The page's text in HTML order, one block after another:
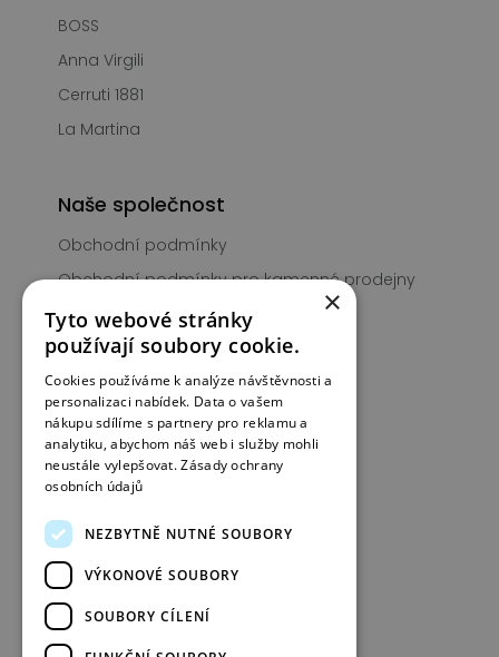
BOSS
Anna Virgili
Cerruti 1881
La Martina
Naše společnost
Obchodní podmínky
Obchodní podmínky pro kamenné prodejny
PIGNUS Club
Prodejny
Kontakt
Informace
Typy obuvi
Jak pečovat o obuv
Péče o semišové kabelky
Ošetření a údržba kabelky
Často kladené otázky + slevové kódy
×
Tyto webové stránky
používají soubory cookie.
Cookies používáme k analýze návštěvnosti a
personalizaci nabídek. Data o vašem
nákupu sdílíme s partnery pro reklamu a
analytiku, abychom náš web i služby mohli
neustále vylepšovat.Zásady ochrany
osobních údajů
NEZBYTNĚ NUTNÉ SOUBORY
VÝKONOVÉ SOUBORY
SOUBORY CÍLENÍ